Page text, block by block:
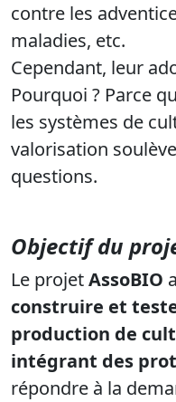
contre les
maladies, etc.
Cependant, leur
Pourquoi ? Parce
les systèmes de
valorisation
questions.
Objectif du
Le projetAssoBIO
construire et
production de
intégrant des
répondre à la